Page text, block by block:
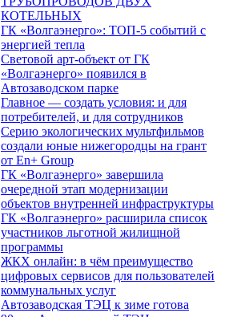
КОТЕЛЬНЫХ
ГК «Волгаэнерго»: ТОП-5 событий с
энергией тепла
Световой арт-объект от ГК
«Волгаэнерго» появился в
Автозаводском парке
Главное — создать условия: и для
потребителей, и для сотрудников
Серию экологических мультфильмов
создали юные нижегородцы на грант
от En+ Group
ГК «Волгаэнерго» завершила
очередной этап модернизации
объектов внутренней инфраструктуры
ГК «Волгаэнерго» расширила список
участников льготной жилищной
программы
ЖКХ онлайн: в чём преимущество
цифровых сервисов для пользователей
коммунальных услуг
Автозаводская ТЭЦ к зиме готова